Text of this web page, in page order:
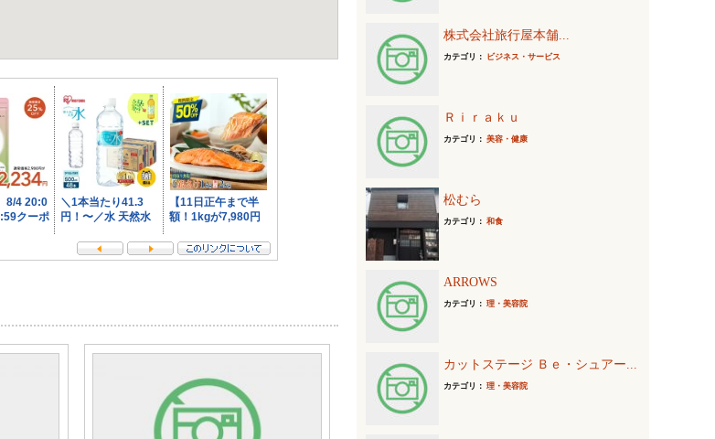
株式会社旅行屋本舗...
カテゴリ： ビジネス・サービス
Ｒｉｒａｋｕ
カテゴリ： 美容・健康
松むら
カテゴリ： 和食
ARROWS
カテゴリ： 理・美容院
カットステージ Ｂｅ・シュアー...
カテゴリ： 理・美容院